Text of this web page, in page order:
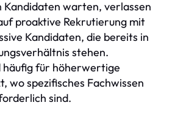
Kandidaten warten, verlassen
proaktive Rekrutierung mit
Kandidaten, die bereits in
stehen.
häufig für höherwertige
wo spezifisches Fachwissen
sind.